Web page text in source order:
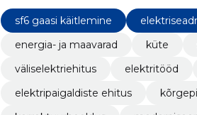
sf6 gaasi käitlemine
energia- ja maavarad
küte
väliselektriehitus
elektritööd
elektripaigaldiste ehitus